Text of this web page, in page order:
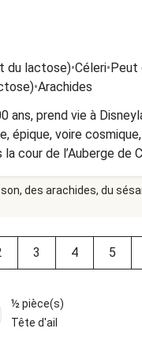
du lactose)•Céleri•Peut
•Arachides
ans, prend vie à
épique, voire
cour de l’Auberge
et de sa
des arachides, du
3 4 5
½ pièce(s)
Tête d'ail